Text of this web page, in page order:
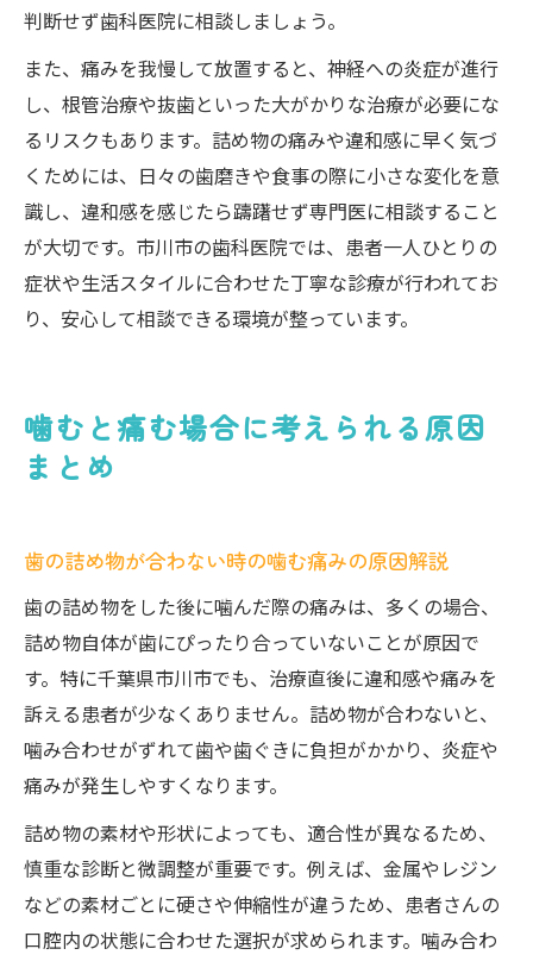
判断せず歯科医院に相談しましょう。
また、痛みを我慢して放置すると、神経への炎症が進行
し、根管治療や抜歯といった大がかりな治療が必要にな
るリスクもあります。詰め物の痛みや違和感に早く気づ
くためには、日々の歯磨きや食事の際に小さな変化を意
識し、違和感を感じたら躊躇せず専門医に相談すること
が大切です。市川市の歯科医院では、患者一人ひとりの
症状や生活スタイルに合わせた丁寧な診療が行われてお
り、安心して相談できる環境が整っています。
噛むと痛む場合に考えられる原因
まとめ
歯の詰め物が合わない時の噛む痛みの原因解説
歯の詰め物をした後に噛んだ際の痛みは、多くの場合、
詰め物自体が歯にぴったり合っていないことが原因で
す。特に千葉県市川市でも、治療直後に違和感や痛みを
訴える患者が少なくありません。詰め物が合わないと、
噛み合わせがずれて歯や歯ぐきに負担がかかり、炎症や
痛みが発生しやすくなります。
詰め物の素材や形状によっても、適合性が異なるため、
慎重な診断と微調整が重要です。例えば、金属やレジン
などの素材ごとに硬さや伸縮性が違うため、患者さんの
口腔内の状態に合わせた選択が求められます。噛み合わ